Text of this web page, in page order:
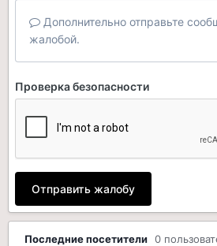
Дополнительно отправьте
жалобой.
Проверка безопасности
Отправить жалобу
Последние посетители 0